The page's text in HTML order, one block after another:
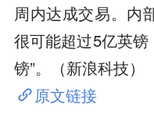
周内达成交易。内
很可能超过5亿英
镑”。（新浪科技）
原文链接